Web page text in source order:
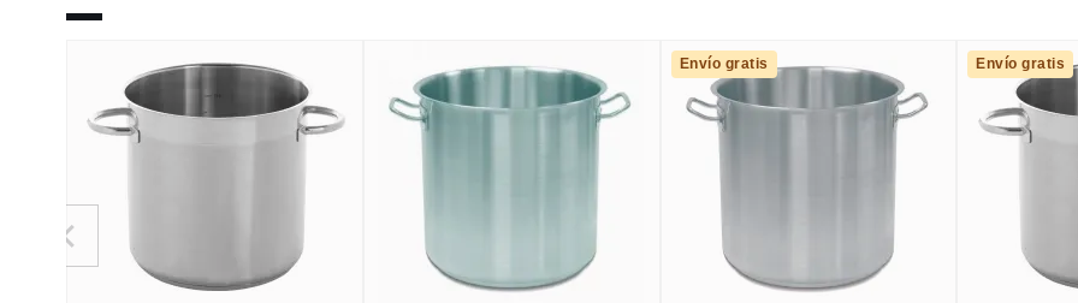
Envío gratis Envío gratis